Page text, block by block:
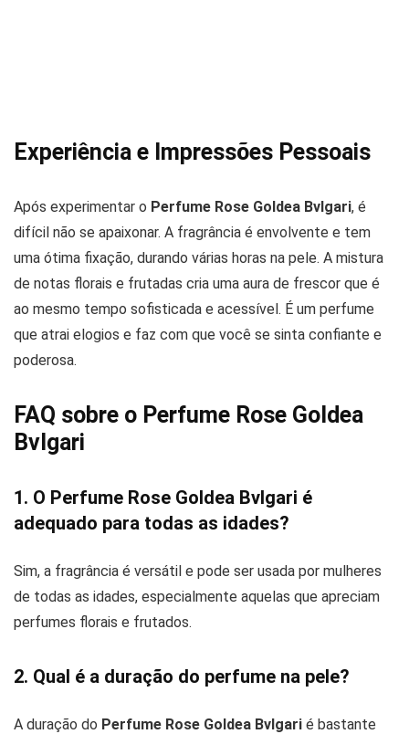
Experiência e Impressões Pessoais
Após experimentar o Perfume Rose Goldea Bvlgari, é
difícil não se apaixonar. A fragrância é envolvente e tem
uma ótima fixação, durando várias horas na pele. A mistura
de notas florais e frutadas cria uma aura de frescor que é
ao mesmo tempo sofisticada e acessível. É um perfume
que atrai elogios e faz com que você se sinta confiante e
poderosa.
FAQ sobre o Perfume Rose Goldea
Bvlgari
1. O Perfume Rose Goldea Bvlgari é
adequado para todas as idades?
Sim, a fragrância é versátil e pode ser usada por mulheres
de todas as idades, especialmente aquelas que apreciam
perfumes florais e frutados.
2. Qual é a duração do perfume na pele?
A duração do Perfume Rose Goldea Bvlgari é bastante